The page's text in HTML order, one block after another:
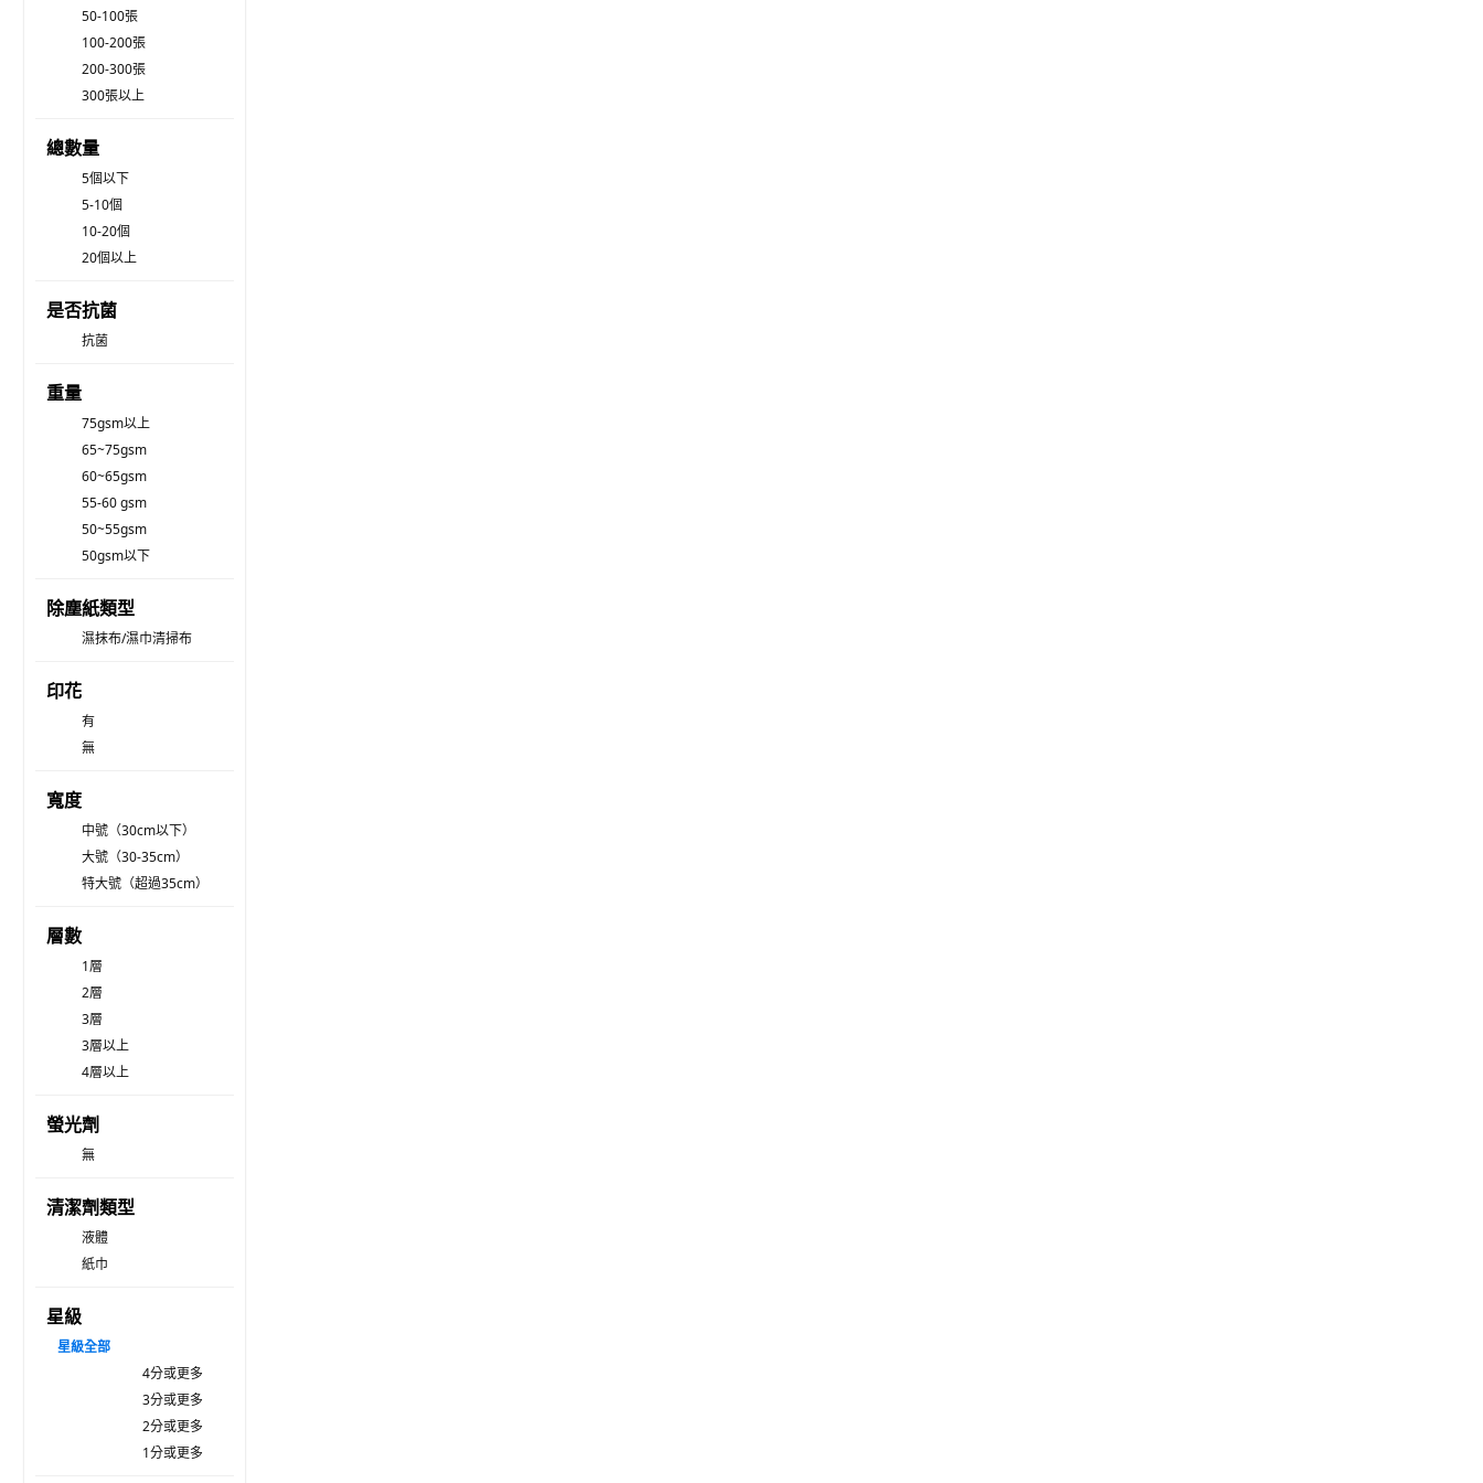
50-100張
100-200張
200-300張
300張以上
總數量
5個以下
5-10個
10-20個
20個以上
是否抗菌
抗菌
重量
75gsm以上
65~75gsm
60~65gsm
55-60 gsm
50~55gsm
50gsm以下
除塵紙類型
濕抹布/濕巾清掃布
印花
有
無
寬度
中號（30cm以下）
大號（30-35cm）
特大號（超過35cm）
層數
1層
2層
3層
3層以上
4層以上
螢光劑
無
清潔劑類型
液體
紙巾
星級
星級全部
4分或更多
3分或更多
2分或更多
1分或更多